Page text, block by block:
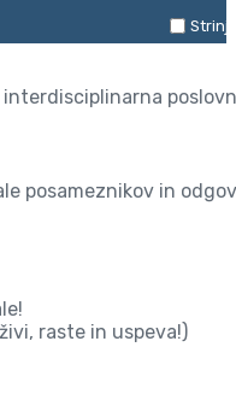
posameznikov in
raste in uspeva!)